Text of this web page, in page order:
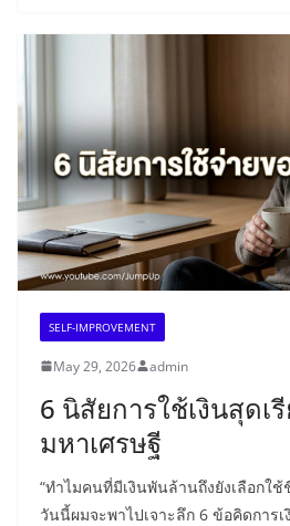
SELF-IMPROVEMENT
May 29, 2026 admin
6 นิสัยการใช้เงินสุดเ
มหาเศรษฐี
“ทำไมคนที่มีเงินพันล้านถึงยังเลือกใ
วันนี้ผมจะพาไปเจาะลึก 6 ข้อคิดการ